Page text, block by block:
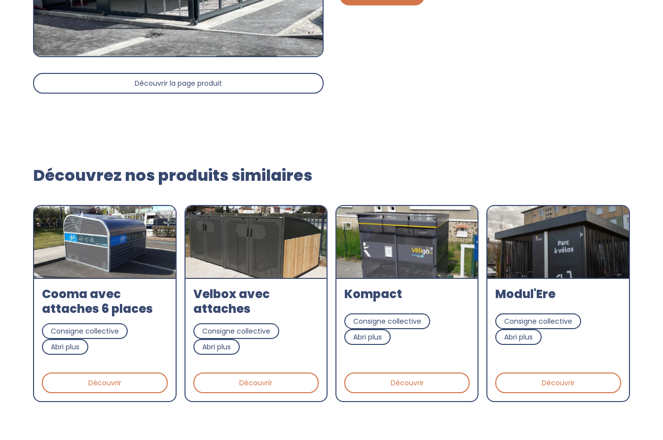
Découvrir la page produit
Découvrez nos produits similaires
Cooma avec
attaches 6 places
Consigne collective
Abri plus
Découvrir
Velbox avec
attaches
Consigne collective
Abri plus
Découvrir
Kompact
Consigne collective
Abri plus
Découvrir
Modul'Ere
Consigne collective
Abri plus
Découvrir